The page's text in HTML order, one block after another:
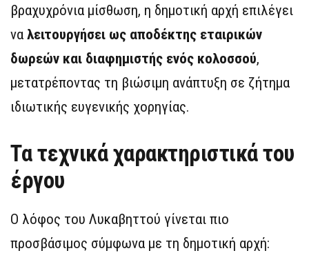
βραχυχρόνια μίσθωση, η δημοτική αρχή επιλέγει
να λειτουργήσει ως αποδέκτης εταιρικών
δωρεών και διαφημιστής ενός κολοσσού,
μετατρέποντας τη βιώσιμη ανάπτυξη σε ζήτημα
ιδιωτικής ευγενικής χορηγίας.
Τα τεχνικά χαρακτηριστικά του
έργου
Ο λόφος του Λυκαβηττού γίνεται πιο
προσβάσιμος σύμφωνα με τη δημοτική αρχή: